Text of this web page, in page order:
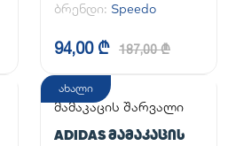
ბრენდი: Speedo
94,00 ₾ 187,00 ₾
ახალი
მამაკაცის შარვალი
ADIDAS ᲛᲐᲛᲐᲙᲐᲪᲘᲡ